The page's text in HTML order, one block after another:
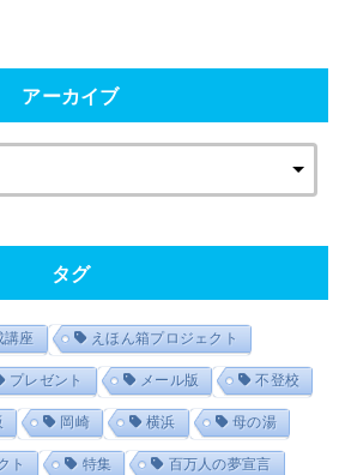
アーカイブ
タグ
講座 えほん箱プロジェクト
プレゼント メール版 不登校
岡崎 横浜 母の湯
ト 特集 百万人の夢宣言